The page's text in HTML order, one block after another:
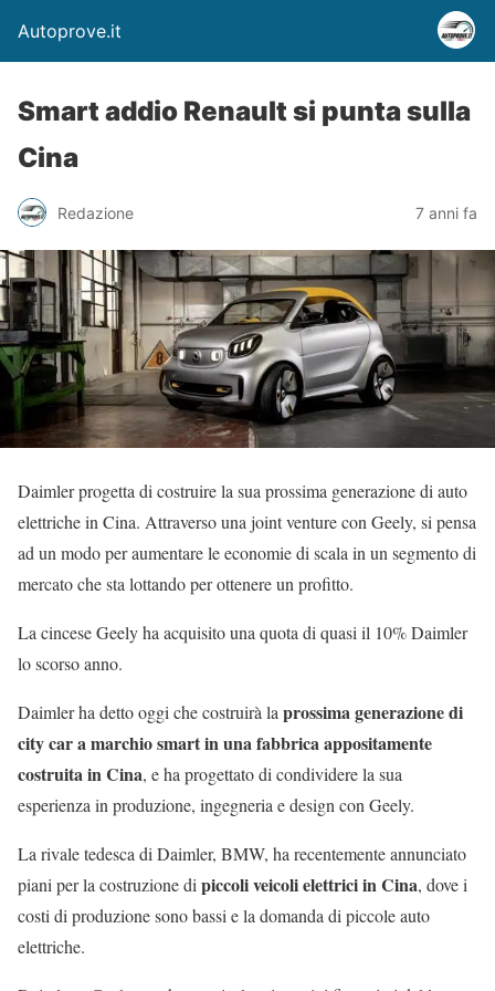
Autoprove.it
Smart addio Renault si punta sulla
Cina
Redazione 7 anni fa
Daimler progetta di costruire la sua prossima generazione di auto
elettriche in Cina. Attraverso una joint venture con Geely, si pensa
ad un modo per aumentare le economie di scala in un segmento di
mercato che sta lottando per ottenere un profitto.
La cincese Geely ha acquisito una quota di quasi il 10% Daimler
lo scorso anno.
Daimler ha detto oggi che costruirà la prossima generazione di
city car a marchio smart in una fabbrica appositamente
costruita in Cina, e ha progettato di condividere la sua
esperienza in produzione, ingegneria e design con Geely.
La rivale tedesca di Daimler, BMW, ha recentemente annunciato
piani per la costruzione di piccoli veicoli elettrici in Cina, dove i
costi di produzione sono bassi e la domanda di piccole auto
elettriche.